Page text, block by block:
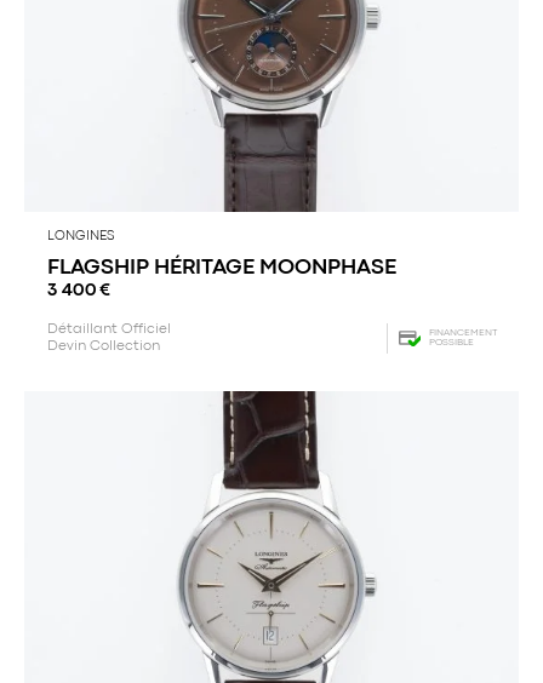
LONGINES
FLAGSHIP HÉRITAGE MOONPHASE
3 400 €
Détaillant Officiel
Devin Collection
FINANCEMENT
POSSIBLE